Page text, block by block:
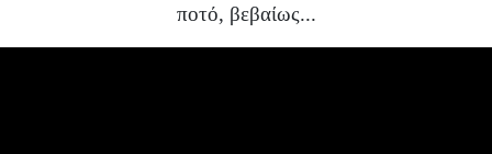
ποτό, βεβαίως...